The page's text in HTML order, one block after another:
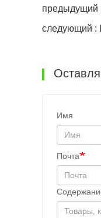
предыдущий
следующий :
Имя
Почта